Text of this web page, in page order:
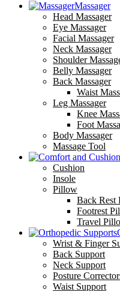
Massager
Head Massager
Eye Massager
Facial Massager
Neck Massager
Shoulder
Belly Massager
Back Massager
Waist
Leg Massager
Knee
Foot
Body Massager
Massage Tool
Cushion
Insole
Pillow
Back Rest
Footrest
Travel
Wrist & Finger
Back Support
Neck Support
Posture
Waist Support